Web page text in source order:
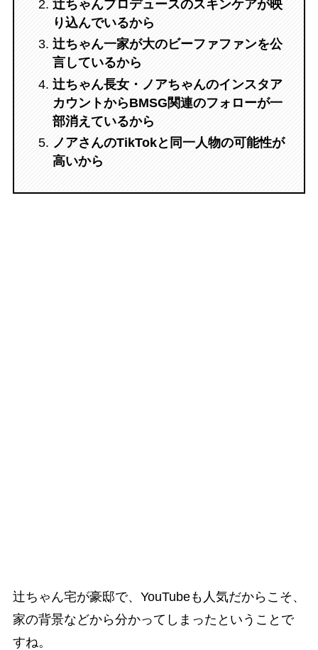
辻ちゃんプロデュースのスキンケアが映
り込んでいるから
辻ちゃん一家が大のビーファファンを公
言しているから
辻ちゃん長女・ノアちゃんのインスタア
カウントからBMSG関連のフォローが一
部消えているから
ノアさんのTikTokと同一人物の可能性が
高いから
辻ちゃん宅が豪邸で、YouTubeも人気だからこそ、
家の背景などから分かってしまったということで
すね。